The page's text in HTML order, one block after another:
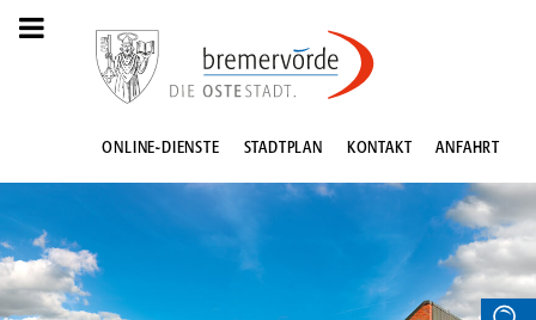
ONLINE-DIENSTE STADTPLAN KONTAKT ANFAHRT